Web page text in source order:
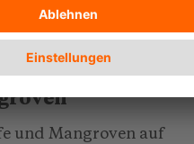
und Mangroven auf